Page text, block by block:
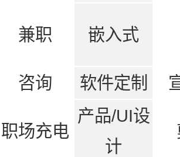
兼职 嵌入式
咨询 软件定制
职场充电
产品/UI设
计